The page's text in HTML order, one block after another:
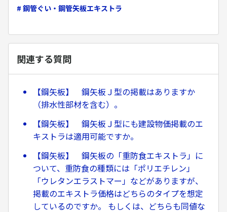
# 鋼管ぐい・鋼管矢板エキストラ
関連する質問
【鋼矢板】 鋼矢板Ｊ型の掲載はありますか
（排水性部材を含む）。
【鋼矢板】 鋼矢板Ｊ型にも建設物価掲載のエ
キストラは適用可能ですか。
【鋼矢板】 鋼矢板の「重防食エキストラ」に
ついて、重防食の種類には「ポリエチレン」
「ウレタンエラストマー」などがありますが、
掲載のエキストラ価格はどちらのタイプを想定
しているのですか。 もしくは、どちらも同値な